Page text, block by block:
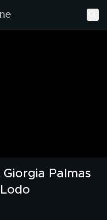
Giorgia Palmas